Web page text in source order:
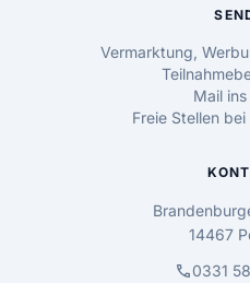
Vermarktung,
Mail
Freie Stellen
14467
call0331